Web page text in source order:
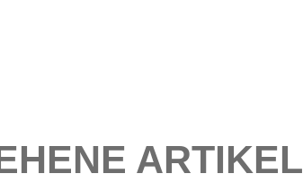
ARTIKEL